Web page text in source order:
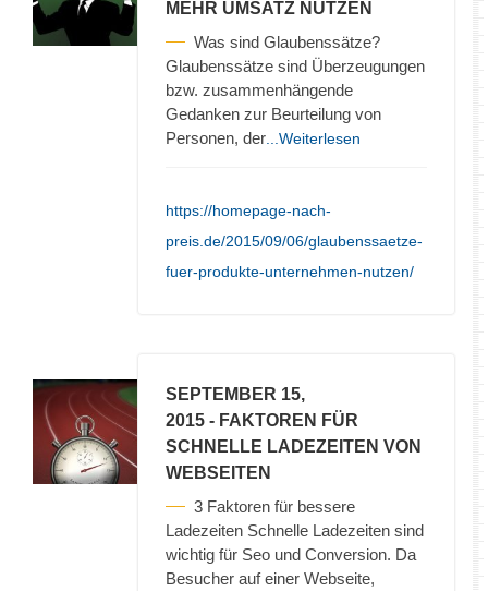
MEHR UMSATZ NUTZEN
Was sind Glaubenssätze?
Glaubenssätze sind Überzeugungen
bzw. zusammenhängende
Gedanken zur Beurteilung von
Personen, der ...Weiterlesen
https://homepage-nach-
preis.de/2015/09/06/glaubenssaetze-
fuer-produkte-unternehmen-nutzen/
SEPTEMBER 15,
2015 - FAKTOREN FÜR
SCHNELLE LADEZEITEN VON
WEBSEITEN
3 Faktoren für bessere
Ladezeiten Schnelle Ladezeiten sind
wichtig für Seo und Conversion. Da
Besucher auf einer Webseite,